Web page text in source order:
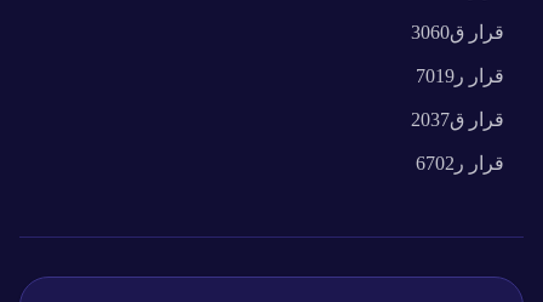
قرار ق3060
قرار ر7019
قرار ق2037
قرار ر6702